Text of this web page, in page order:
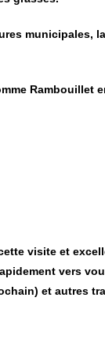
municipales,
Rambouillet
visite et
vers
et autres